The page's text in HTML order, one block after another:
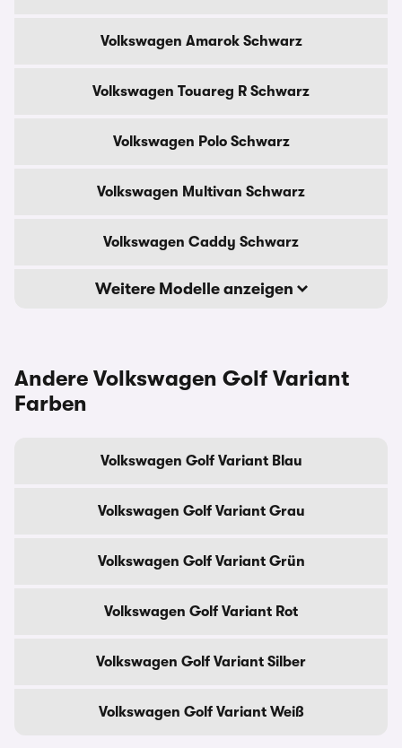
Volkswagen Amarok Schwarz
Volkswagen Touareg R Schwarz
Volkswagen Polo Schwarz
Volkswagen Multivan Schwarz
Volkswagen Caddy Schwarz
Weitere Modelle anzeigen
Andere Volkswagen Golf Variant
Farben
Volkswagen Golf Variant Blau
Volkswagen Golf Variant Grau
Volkswagen Golf Variant Grün
Volkswagen Golf Variant Rot
Volkswagen Golf Variant Silber
Volkswagen Golf Variant Weiß